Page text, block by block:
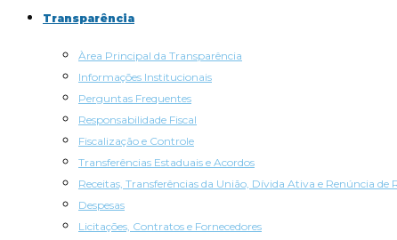
Transparência
Àrea Principal da Transparência
Informações Institucionais
Perguntas Frequentes
Responsabilidade Fiscal
Fiscalização e Controle
Transferências Estaduais e Acordos
Receitas, Transferências da União, Dívida Ativa e Renúncia de
Despesas
Licitações, Contratos e Fornecedores